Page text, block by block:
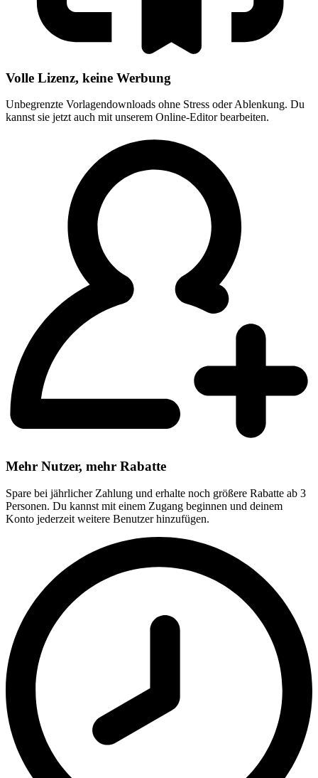
Volle Lizenz, keine Werbung
Unbegrenzte Vorlagendownloads ohne Stress oder Ablenkung. Du
kannst sie jetzt auch mit unserem Online-Editor bearbeiten.
Mehr Nutzer, mehr Rabatte
Spare bei jährlicher Zahlung und erhalte noch größere Rabatte ab 3
Personen. Du kannst mit einem Zugang beginnen und deinem
Konto jederzeit weitere Benutzer hinzufügen.